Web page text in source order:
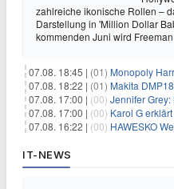
zahlreiche ikonische Rollen –
Darstellung in 'Million Dollar
kommenden Juni wird Freeman
07.08. 18:45 | (01) Monopoly
07.08. 18:22 | (01) Makita
07.08. 17:00 | (00) Jennifer Grey: Bewegendes
07.08. 17:00 | (00) Karol G erklärt Album-
07.08. 16:22 | (00) HAWESKO
IT-NEWS